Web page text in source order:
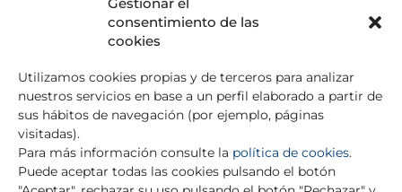
consentimiento de las
cookies
Utilizamos cookies propias y de terceros para analizar
nuestros servicios en base a un perfil elaborado a partir de
sus hábitos de navegación (por ejemplo, páginas
visitadas).
Para más información consulte la política de cookies.
Puede aceptar todas las cookies pulsando el botón